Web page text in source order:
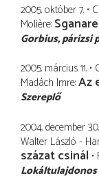
2005. október 7.
Molière
Gorbius párizsi
2005. március 11.
Madách Imre Az
Szereplő
2004. december 30.
Walter László -
százat csinál
Lokáltulajdonos